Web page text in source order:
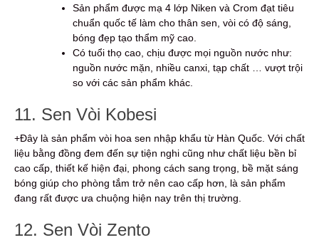
Sản phẩm được mạ 4 lớp Niken và Crom đạt tiêu
chuẩn quốc tế làm cho thân sen, vòi có độ sáng,
bóng đẹp tạo thẩm mỹ cao.
Có tuổi thọ cao, chịu được mọi nguồn nước như:
nguồn nước mặn, nhiều canxi, tạp chất … vượt trội
so với các sản phẩm khác.
11. Sen Vòi Kobesi
+Đây là sản phẩm vòi hoa sen nhập khẩu từ Hàn Quốc. Với chất
liệu bằng đồng đem đến sự tiện nghi cũng như chất liệu bền bỉ
cao cấp, thiết kế hiện đại, phong cách sang trọng, bề mặt sáng
bóng giúp cho phòng tắm trở nên cao cấp hơn, là sản phẩm
đang rất được ưa chuộng hiện nay trên thị trường.
12. Sen Vòi Zento